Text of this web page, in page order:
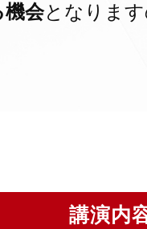
機会となりま
講演内